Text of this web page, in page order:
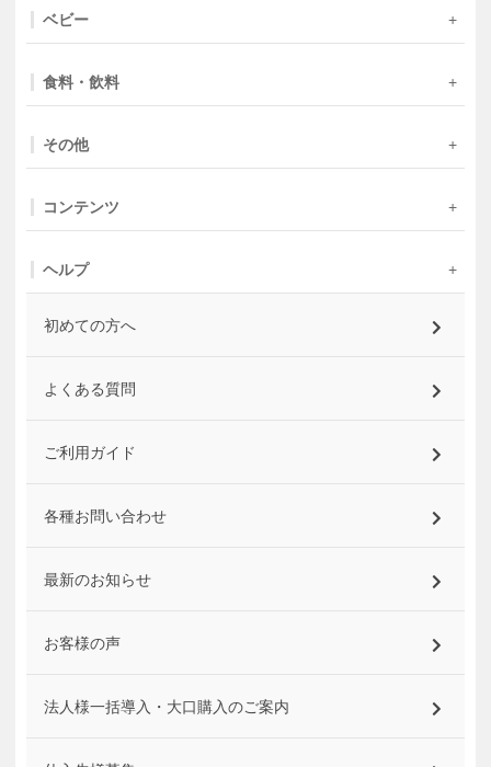
ベビー
食料・飲料
その他
コンテンツ
ヘルプ
初めての方へ
よくある質問
ご利用ガイド
各種お問い合わせ
最新のお知らせ
お客様の声
法人様一括導入・大口購入のご案内